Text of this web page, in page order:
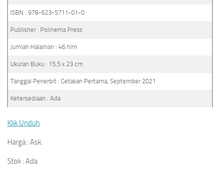
ISBN : 978-623-5711-01-0
Publisher : Polinema Press
Jumlah Halaman : 46 hlm
Ukuran Buku : 15,5 x 23 cm
Tanggal Penerbit : Cetakan Pertama, September 2021
Ketersediaan : Ada
Klik Unduh
Harga : Ask.
Stok : Ada